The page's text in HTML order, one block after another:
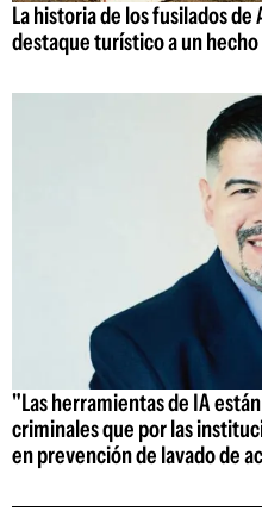
La historia de los fusilados
destaque turístico a un
"Las herramientas de IA
criminales que por las
en prevención de lavado de